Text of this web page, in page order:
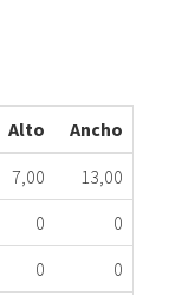
Alto
Ancho
7,00
13,00
0
0
0
0